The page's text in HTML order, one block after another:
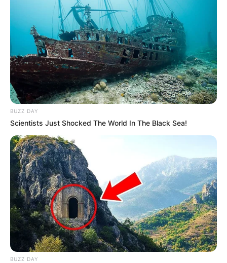
BUZZ DAY
Scientists Just Shocked The World In The Black Sea!
BUZZ DAY